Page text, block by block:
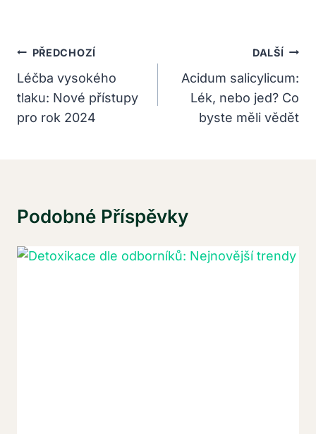
Navigace
Pro
Příspěvek
PŘEDCHOZÍ
Léčba vysokého
tlaku: Nové přístupy
pro rok 2024
DALŠÍ
Acidum salicylicum:
Lék, nebo jed? Co
byste měli vědět
Podobné Příspěvky